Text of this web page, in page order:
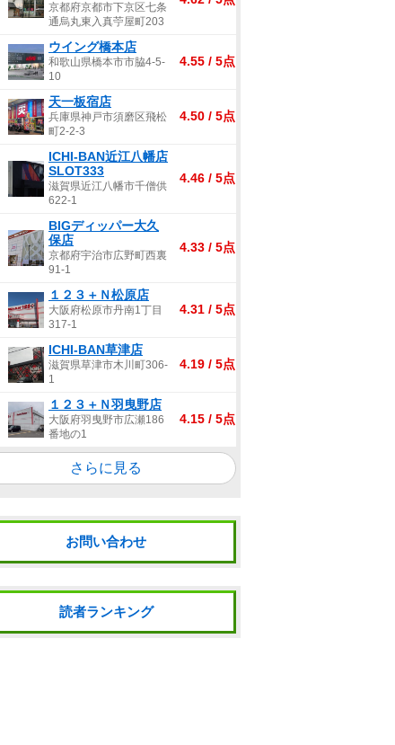
京都府京都市下京区七条
通烏丸東入真苧屋町203
ウイング橋本店
和歌山県橋本市市脇4-5-
10
4.55 / 5点
天一板宿店
兵庫県神戸市須磨区飛松
町2-2-3
4.50 / 5点
ICHI-BAN近江八幡店
SLOT333
滋賀県近江八幡市千僧供
622-1
4.46 / 5点
BIGディッパー大久
保店
京都府宇治市広野町西裏
91-1
4.33 / 5点
１２３＋Ｎ松原店
大阪府松原市丹南1丁目
317-1
4.31 / 5点
ICHI-BAN草津店
滋賀県草津市木川町306-
1
4.19 / 5点
１２３＋Ｎ羽曳野店
大阪府羽曳野市広瀬186
番地の1
4.15 / 5点
さらに見る
お問い合わせ
読者ランキング